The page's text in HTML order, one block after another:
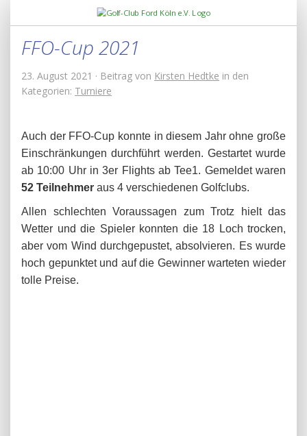
FFO-Cup 2021
23. August 2021 · Beitrag von Kirsten Hedtke in den
Kategorien: Turniere
Auch der FFO-Cup konnte in diesem Jahr ohne große
Einschränkungen durchführt werden. Gestartet wurde
ab 10:00 Uhr in 3er Flights ab Tee1. Gemeldet waren
52 Teilnehmer aus 4 verschiedenen Golfclubs.
Allen schlechten Voraussagen zum Trotz hielt das
Wetter und die Spieler konnten die 18 Loch trocken,
aber vom Wind durchgepustet, absolvieren. Es wurde
hoch gepunktet und auf die Gewinner warteten wieder
tolle Preise.